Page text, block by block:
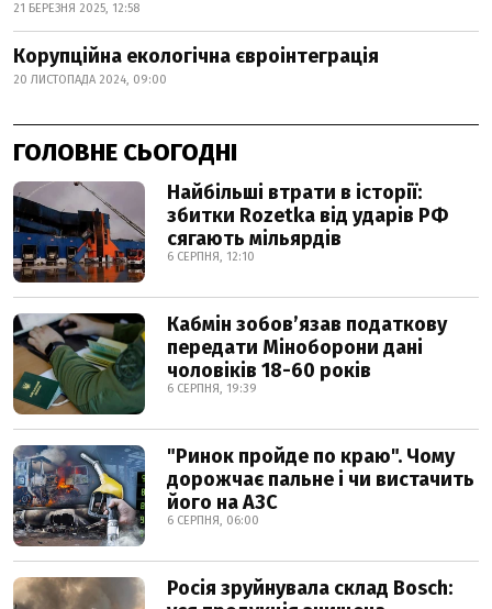
21 БЕРЕЗНЯ 2025, 12:58
Корупційна екологічна євроінтеграція
20 ЛИСТОПАДА 2024, 09:00
ГОЛОВНЕ СЬОГОДНІ
Найбільші втрати в історії:
збитки Rozetka від ударів РФ
сягають мільярдів
6 СЕРПНЯ, 12:10
Кабмін зобовʼязав податкову
передати Міноборони дані
чоловіків 18-60 років
6 СЕРПНЯ, 19:39
"Ринок пройде по краю". Чому
дорожчає пальне і чи вистачить
його на АЗС
6 СЕРПНЯ, 06:00
Росія зруйнувала склад Bosch: